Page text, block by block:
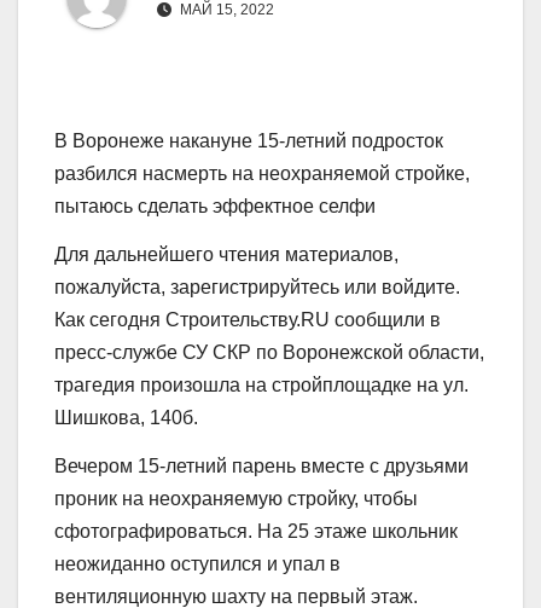
МАЙ 15, 2022
В Воронеже накануне 15-летний подросток
разбился насмерть на неохраняемой стройке,
пытаюсь сделать эффектное селфи
Для дальнейшего чтения материалов,
пожалуйста, зарегистрируйтесь или войдите.
Как сегодня Строительству.RU сообщили в
пресс-службе СУ СКР по Воронежской области,
трагедия произошла на стройплощадке на ул.
Шишкова, 140б.
Вечером 15-летний парень вместе с друзьями
проник на неохраняемую стройку, чтобы
сфотографироваться. На 25 этаже школьник
неожиданно оступился и упал в
вентиляционную шахту на первый этаж.